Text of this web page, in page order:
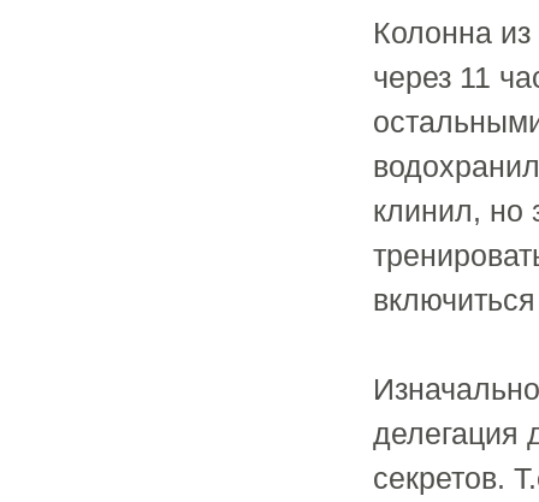
Колонна
через 11
клинил, но
делегация
секретов.